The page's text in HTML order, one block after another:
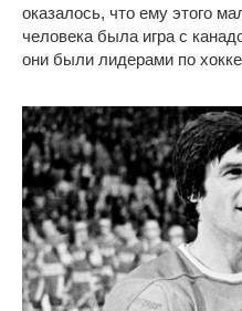
оказалось, что ему этого
человека была игра с
они были лидерами по